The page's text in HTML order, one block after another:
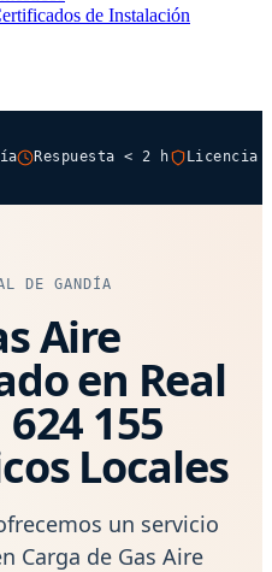
de Instalación
Respuesta < 2 h Licencia
DE GANDÍA
Aire
en Real
155
Locales
un servicio
Carga de Gas Aire